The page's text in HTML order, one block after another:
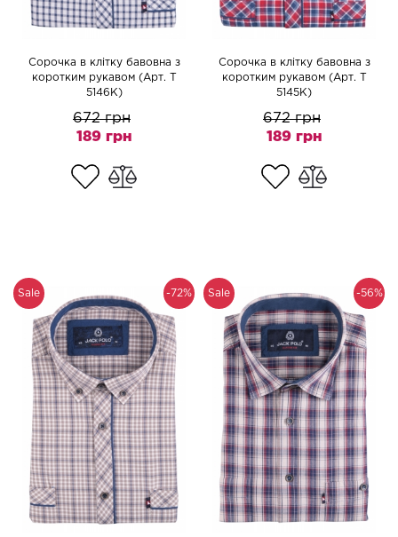
Сорочка в клітку бавовна з
коротким рукавом (Арт. T
5146K)
672 грн
189 грн
Сорочка в клітку бавовна з
коротким рукавом (Арт. T
5145K)
672 грн
189 грн
-72%
Sale -56%
Sale